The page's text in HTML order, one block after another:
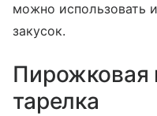
можно использовать
закусок.
Пирожковая
тарелка